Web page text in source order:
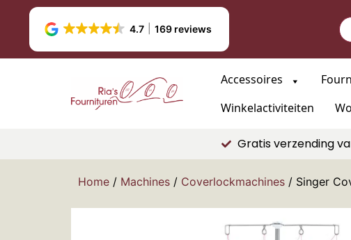
4.7 169 reviews
Accessoires
Winkelactiviteiten
Gratis verzending
Home / Machines / Coverlockmachines / Singer